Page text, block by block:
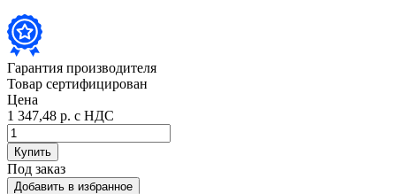
Гарантия производителя
Товар сертифицирован
Цена
1 347,48 р. с НДС
Купить
Под заказ
Добавить в избранное